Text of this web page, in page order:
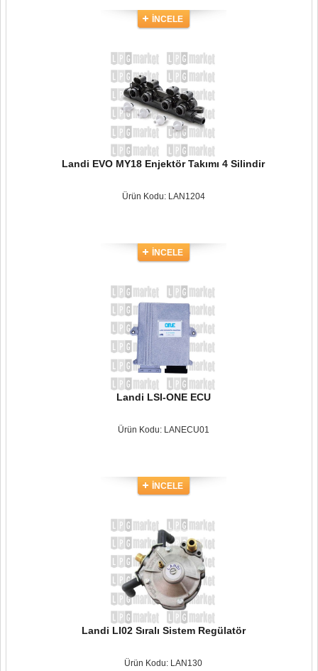
İNCELE
Landi EVO MY18 Enjektör Takımı 4 Silindir
Ürün Kodu: LAN1204
İNCELE
Landi LSI-ONE ECU
Ürün Kodu: LANECU01
İNCELE
Landi LI02 Sıralı Sistem Regülatör
Ürün Kodu: LAN130